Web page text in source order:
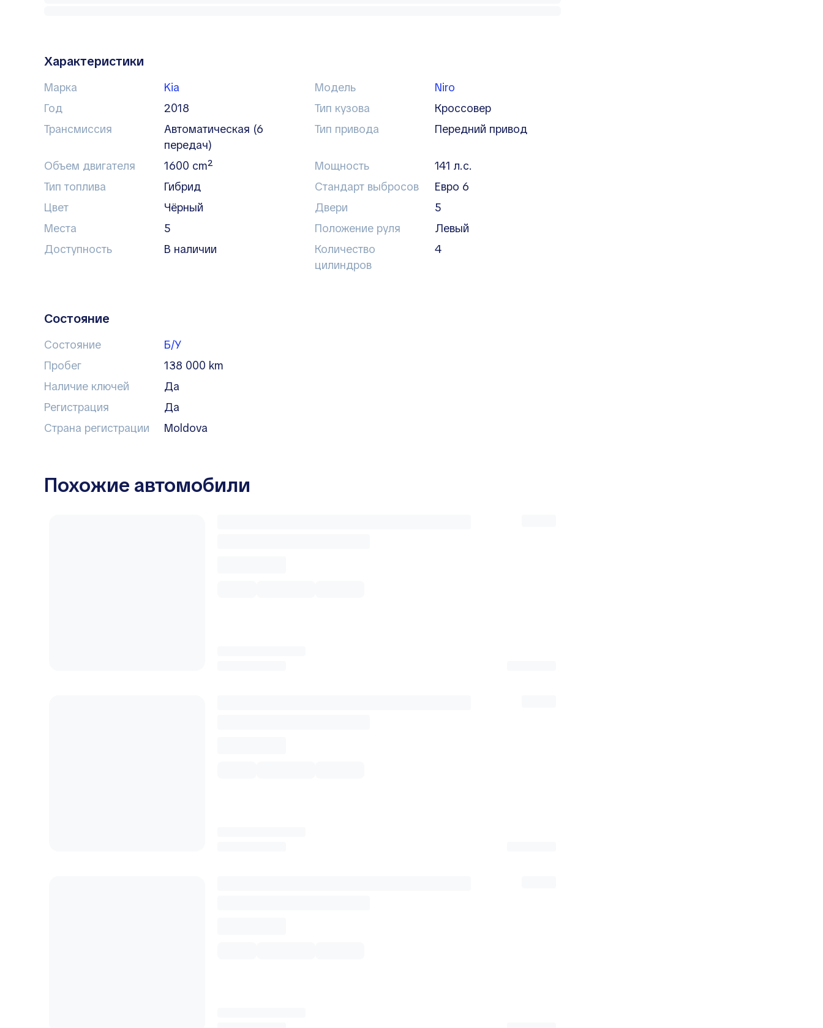
Характеристики
Марка Kia Модель
Niro
Год
2018 Тип кузова
кроссовер
Трансмиссия
автоматическая (6
передач)
Тип привода передний привод
Объем двигателя 1600 cm² Мощность
141 л.с.
Тип топлива
гибрид Стандарт выбросов
Евро 6
Цвет
чёрный Двери
5
Места
5 Положение руля
левый
Доступность
в наличии
Количество
цилиндров
4
Состояние
Состояние
Б/У
Пробег
138 000 km
Наличие ключей
Да
Регистрация
Да
Страна регистрации
Moldova
Похожие автомобили